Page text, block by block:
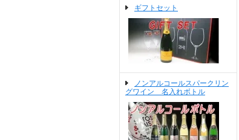
ギフトセット
ノンアルコールスパークリン
グワイン 名入れボトル